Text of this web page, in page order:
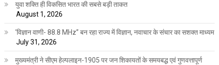
युवा शक्ति ही विकसित भारत की सबसे बड़ी ताकत
August 1, 2026
‘विज्ञान वाणी- 88.8 MHz” बन रहा राज्य में विज्ञान, नवाचार के संचार का सशक्त माध्यम
July 31, 2026
मुख्यमंत्री ने सीएम हेल्पलाइन-1905 पर जन शिकायतों के समयबद्ध एवं गुणवत्तापूर्ण